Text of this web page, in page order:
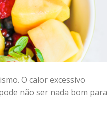
O calor excessivo
não ser nada bom para